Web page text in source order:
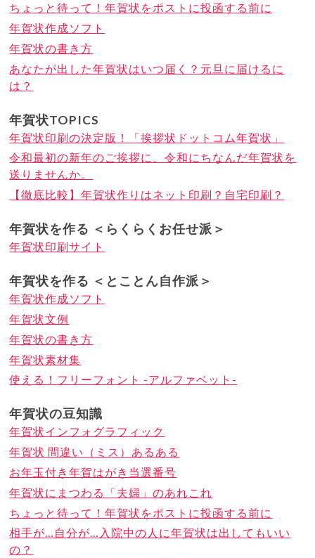
ちょっと待って！年賀状をポストに投函する前に
年賀状作成ソフト
年賀状の書き方
あなたが出した年賀状はいつ届く？元旦に届けるに
は？
年賀状TOPICS
年賀状印刷の決定版！「挨拶状ドットコム年賀状」
令和最初の新年のご挨拶に、令和にちなんだ年賀状を
送りませんか。
【徹底比較】年賀状作りはネット印刷？自宅印刷？
年賀状を作る ＜らくらくお任せ派＞
年賀状印刷サイト
年賀状を作る ＜とことん自作派＞
年賀状作成ソフト
年賀状文例
年賀状の書き方
年賀状素材集
使える！フリーフォント -アルファベット-
年賀状の豆知識
年賀状インフォグラフィック
年賀状 間違い（ミス）あるある
お年玉付き年賀はがき当選番号
年賀状にまつわる「夫婦」のあれこれ
ちょっと待って！年賀状をポストに投函する前に
相手が…自分が…入院中の人に年賀状は出してもいい
の？